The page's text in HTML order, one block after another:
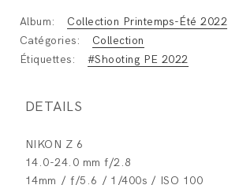
Album:
Collection Printemps-Été 2022
Catégories:
Collection
Étiquettes:
#Shooting PE 2022
DETAILS
NIKON Z 6
14.0-24.0 mm f/2.8
14mm / ƒ/5.6 / 1/400s / ISO 100